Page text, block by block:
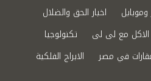
اخبار الحق والضلال
مع لى لى
تكنولوجيا
في مصر
الابراج الفلكية